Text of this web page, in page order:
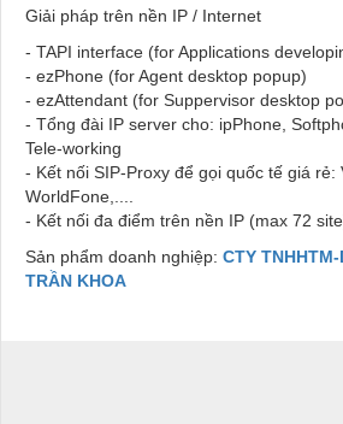
Giải pháp trên nền IP / Internet
- TAPI interface (for Applications
- ezPhone (for Agent desktop popup)
- ezAttendant (for Suppervisor desktop
- Tổng đài IP server cho: ipPhone,
Tele-working
- Kết nối SIP-Proxy để gọi quốc tế giá rẻ:
WorldFone,....
- Kết nối đa điểm trên nền IP (max 72
Sản phẩm doanh nghiệp: CTY
TRẦN KHOA